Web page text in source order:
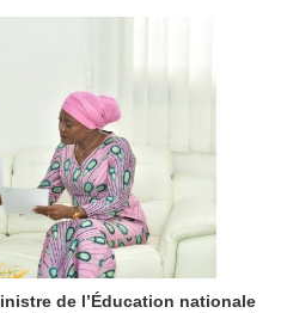
de l’Éducation nationale